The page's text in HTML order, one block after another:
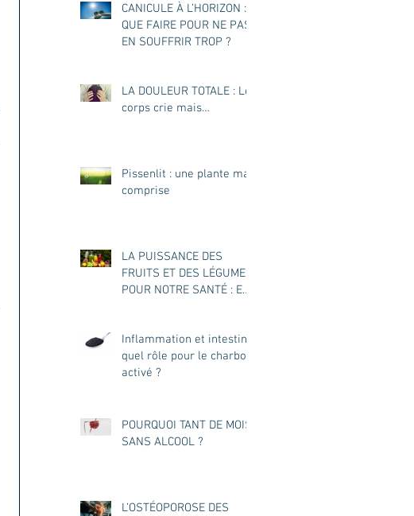
CANICULE À L’HORIZON :
QUE FAIRE POUR NE PAS
EN SOUFFRIR TROP ?
LA DOULEUR TOTALE : Le
corps crie mais…
Pissenlit : une plante mal
comprise
LA PUISSANCE DES
FRUITS ET DES LÉGUMES
POUR NOTRE SANTÉ : EN
Inflammation et intestin :
quel rôle pour le charbon
activé ?
POURQUOI TANT DE MOIS
SANS ALCOOL ?
L’OSTÉOPOROSE DES